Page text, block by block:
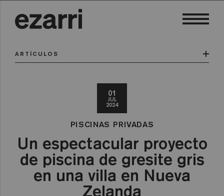
ARTÍCULOS
01
JUL
2024
PISCINAS PRIVADAS
Un espectacular proyecto
de piscina de gresite gris
en una villa en Nueva
Zelanda